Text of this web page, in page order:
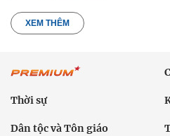
XEM THÊM
Thời sự
Dân tộc và Tôn giáo